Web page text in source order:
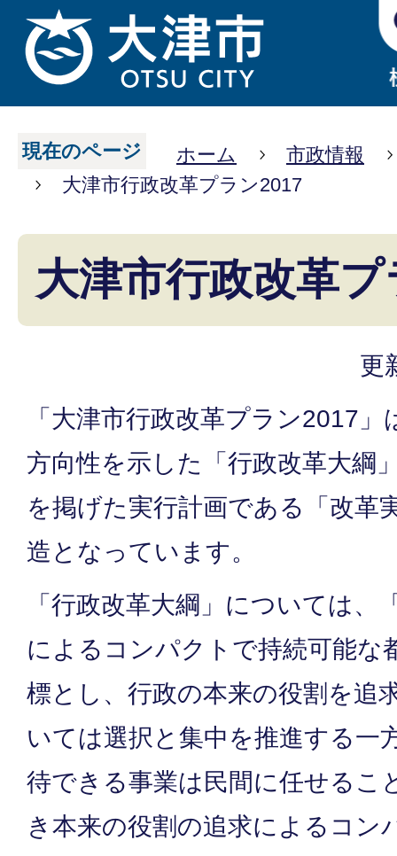
現在のページ ホーム
市政情報
大津市行政改革プラン2017
大津市行政改革
更
「大津市行政改革プラン2017
方向性を示した「行政改革大綱
を掲げた実行計画である「改革
造となっています。
「行政改革大綱」については、
によるコンパクトで持続可能な
標とし、行政の本来の役割を追
いては選択と集中を推進する一
待できる事業は民間に任せるこ
き本来の役割の追求によるコン